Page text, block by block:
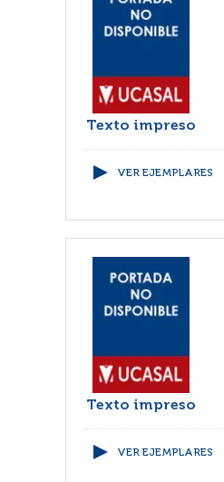
Texto impreso
VER EJEMPLARES
Texto impreso
VER EJEMPLARES